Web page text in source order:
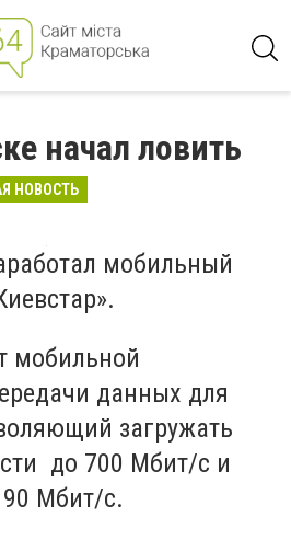
начал ловить
НОВОСТЬ
мобильный
мобильной
данных для
загружать
до 700 Мбит/с и
Мбит/с.